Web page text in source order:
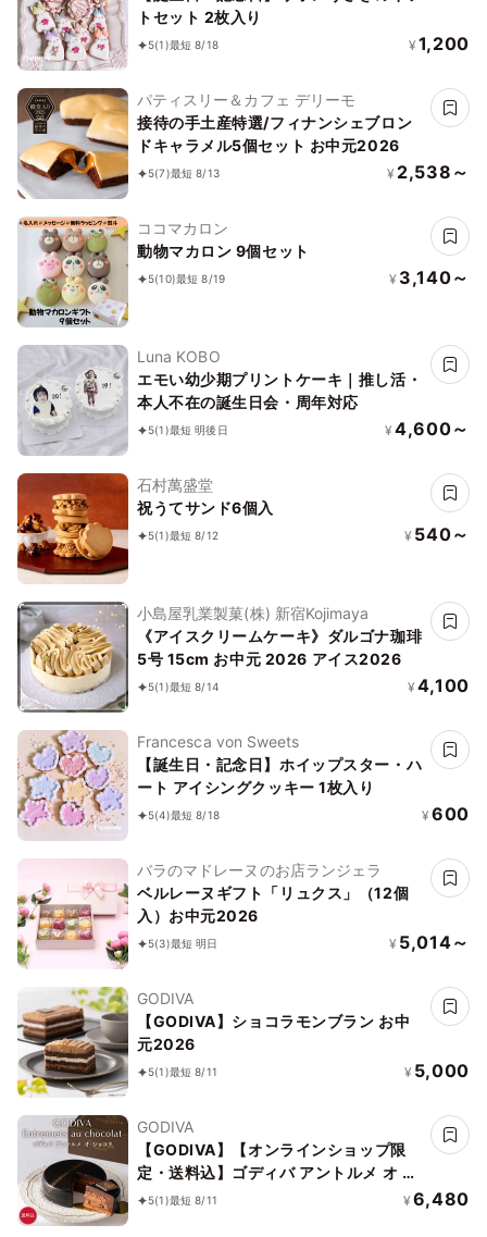
トセット 2枚入り
5(1)最短 8/18 ¥ 1,200
パティスリー＆カフェ デリーモ
接待の手土産特選/フィナンシェブロン
ドキャラメル5個セット お中元2026
5(7)最短 8/13 ¥ 2,538～
ココマカロン
動物マカロン 9個セット
5(10)最短 8/19 ¥ 3,140～
Luna KOBO
エモい幼少期プリントケーキ｜推し活・
本人不在の誕生日会・周年対応
5(1)最短 明後日 ¥ 4,600～
石村萬盛堂
祝うてサンド6個入
5(1)最短 8/12 ¥ 540～
小島屋乳業製菓(株) 新宿Kojimaya
《アイスクリームケーキ》ダルゴナ珈琲
5号 15cm お中元 2026 アイス2026
5(1)最短 8/14 ¥ 4,100
Francesca von Sweets
【誕生日・記念日】ホイップスター・ハ
ート アイシングクッキー 1枚入り
5(4)最短 8/18 ¥ 600
バラのマドレーヌのお店ランジェラ
ベルレーヌギフト「リュクス」（12個
入）お中元2026
5(3)最短 明日 ¥ 5,014～
GODIVA
【GODIVA】ショコラモンブラン お中
元2026
5(1)最短 8/11 ¥ 5,000
GODIVA
【GODIVA】【オンラインショップ限
定・送料込】ゴディバ アントルメ オ シ
ョコラ お中元2026
5(1)最短 8/11 ¥ 6,480